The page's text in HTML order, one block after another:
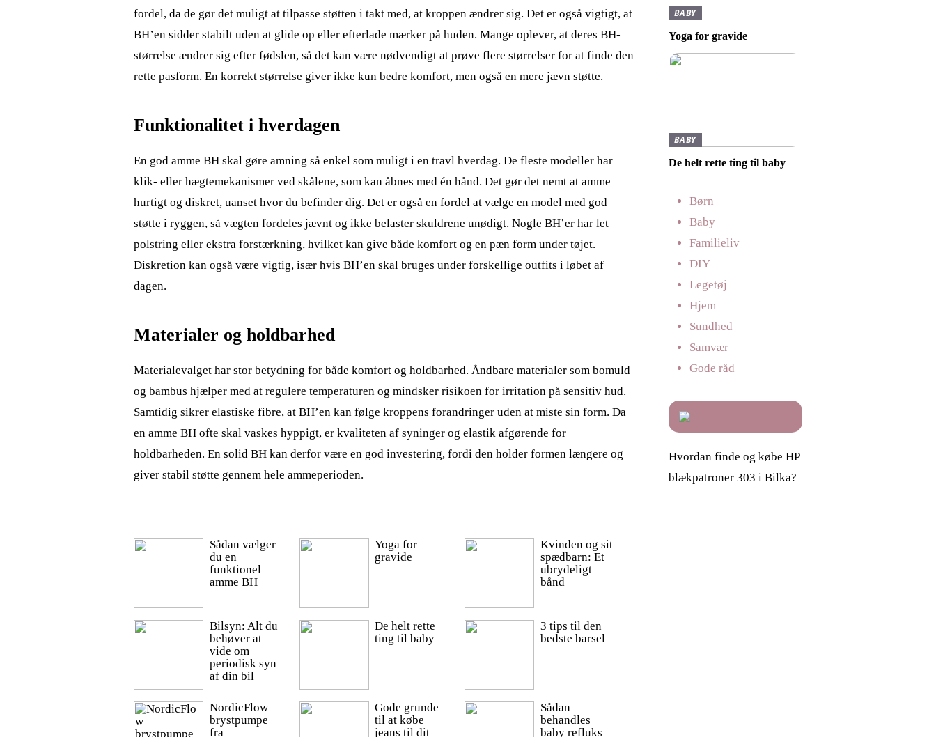
fordel, da de gør det muligt at tilpasse støtten i takt med, at kroppen ændrer sig. Det er også vigtigt, at
BH’en sidder stabilt uden at glide op eller efterlade mærker på huden. Mange oplever, at deres BH-
størrelse ændrer sig efter fødslen, så det kan være nødvendigt at prøve flere størrelser for at finde den
rette pasform. En korrekt størrelse giver ikke kun bedre komfort, men også en mere jævn støtte.
Funktionalitet i hverdagen
En god amme BH skal gøre amning så enkel som muligt i en travl hverdag. De fleste modeller har
klik- eller hægtemekanismer ved skålene, som kan åbnes med én hånd. Det gør det nemt at amme
hurtigt og diskret, uanset hvor du befinder dig. Det er også en fordel at vælge en model med god
støtte i ryggen, så vægten fordeles jævnt og ikke belaster skuldrene unødigt. Nogle BH’er har let
polstring eller ekstra forstærkning, hvilket kan give både komfort og en pæn form under tøjet.
Diskretion kan også være vigtig, især hvis BH’en skal bruges under forskellige outfits i løbet af
dagen.
Materialer og holdbarhed
Materialevalget har stor betydning for både komfort og holdbarhed. Åndbare materialer som bomuld
og bambus hjælper med at regulere temperaturen og mindsker risikoen for irritation på sensitiv hud.
Samtidig sikrer elastiske fibre, at BH’en kan følge kroppens forandringer uden at miste sin form. Da
en amme BH ofte skal vaskes hyppigt, er kvaliteten af syninger og elastik afgørende for
holdbarheden. En solid BH kan derfor være en god investering, fordi den holder formen længere og
giver stabil støtte gennem hele ammeperioden.
Sådan vælger
du en
funktionel
amme BH
Bilsyn: Alt du
behøver at
vide om
periodisk syn
af din bil
NordicFlow
brystpumpe
fra
Yoga for
gravide
De helt rette
ting til baby
Gode grunde
til at købe
jeans til dit
Kvinden og sit
spædbarn: Et
ubrydeligt
bånd
3 tips til den
bedste barsel
Sådan
behandles
baby refluks
BABY
Yoga for gravide
BABY
De helt rette ting til baby
Børn
Baby
Familieliv
DIY
Legetøj
Hjem
Sundhed
Samvær
Gode råd
Hvordan finde og købe HP
blækpatroner 303 i Bilka?